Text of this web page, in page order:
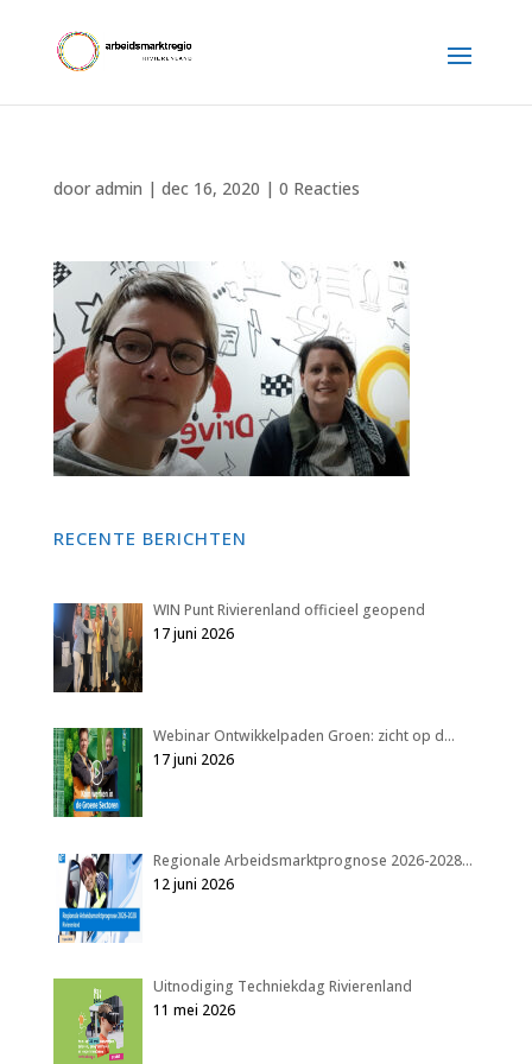
door admin | dec 16, 2020 | 0 Reacties
RECENTE BERICHTEN
WIN Punt Rivierenland officieel geopend
17 juni 2026
Webinar Ontwikkelpaden Groen: zicht op d…
17 juni 2026
Regionale Arbeidsmarktprognose 2026-2028…
12 juni 2026
Uitnodiging Techniekdag Rivierenland
11 mei 2026